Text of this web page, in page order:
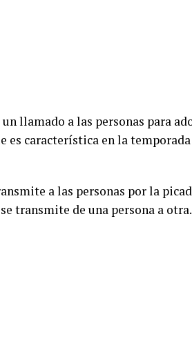
llamado a las personas para
es característica en la temporada
a las personas por la
transmite de una persona a otra.